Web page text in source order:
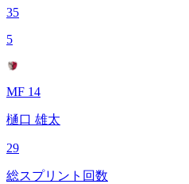
35
5
MF 14
樋口 雄太
29
総スプリント回数